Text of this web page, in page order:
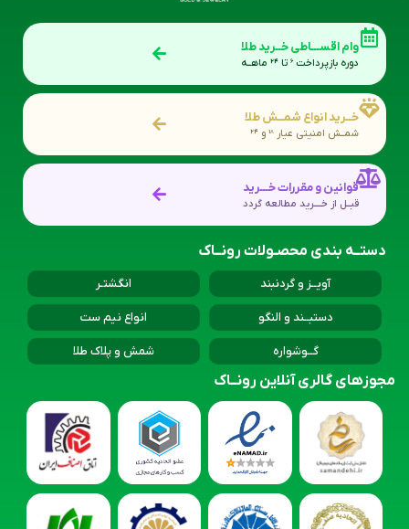
وام اقســـاطی خــرید طلا
دوره بازپرداخت 6 تا 24 ماهــه
خــرید انواع شمــش طلا
شمــش امنیتی عیار 18 و 24
قوانین و مقررات خـــرید
قبــل از خــــرید مطالعه گردد
دستــه بندی محصـولات رونــاک
آویــز و گردنبند انگشتـر
دستبــند و النگو انواع نیم ست
گــوشواره شمش و پلاک طلا
مجوزهای گالری آنلاین رونــاک